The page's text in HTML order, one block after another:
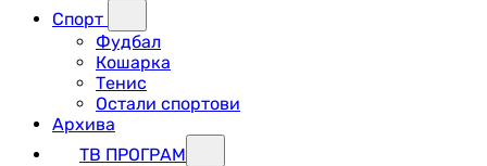
Спорт
Фудбал
Кошарка
Тенис
Остали спортови
Архива
ТВ ПРОГРАМ